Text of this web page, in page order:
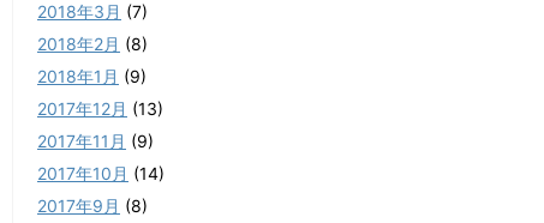
2018年3月 (7)
2018年2月 (8)
2018年1月 (9)
2017年12月 (13)
2017年11月 (9)
2017年10月 (14)
2017年9月 (8)